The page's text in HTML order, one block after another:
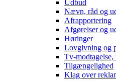
Udbud
Nævn, råd og
Afrapportering
Afgørelser og
Høringer
Lovgivning og
Tv-
Tilgængelighed
Klag over